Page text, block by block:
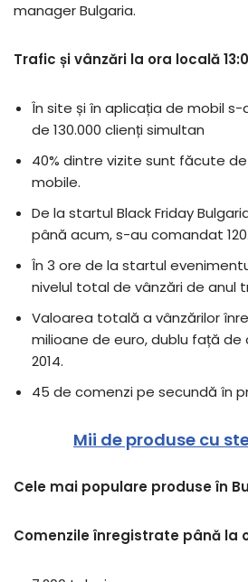
manager Bulgaria.
Trafic și vânzări la ora locală
În site și în aplicația de mobil
de 130.000 clienți simultan
40% dintre vizite sunt făcute
mobile.
De la startul Black Friday
până acum, s-au comandat
În 3 ore de la startul
nivelul total de vânzări de anul
Valoarea totală a vânzărilor
milioane de euro, dublu față
2014.
45 de comenzi pe secundă în
Mii de produse cu
Cele mai populare produse în
Comenzile înregistrate până la